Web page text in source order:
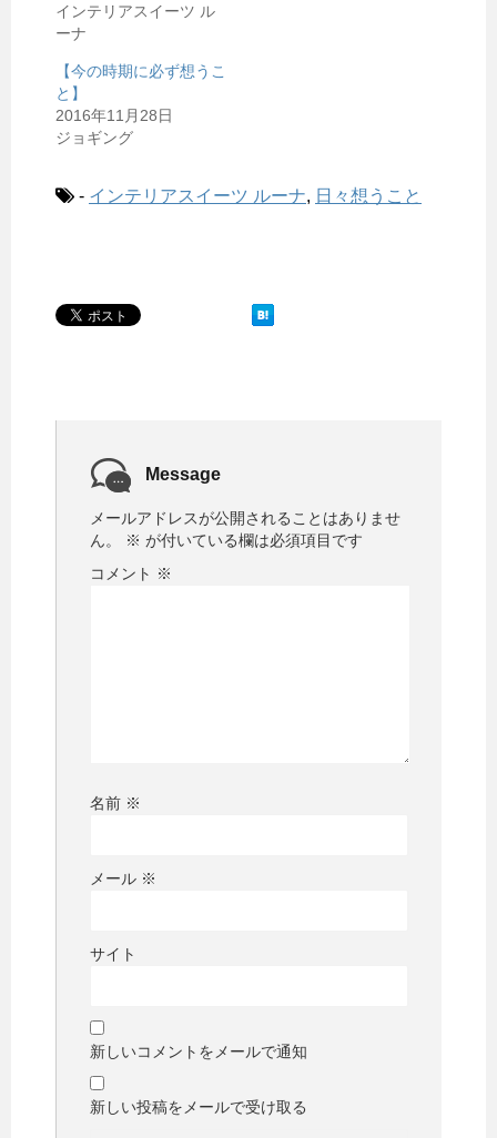
インテリアスイーツ ル
ーナ
【今の時期に必ず想うこ
と】
2016年11月28日
ジョギング
- インテリアスイーツ ルーナ, 日々想うこと
Message
メールアドレスが公開されることはありませ
ん。
※ が付いている欄は必須項目です
コメント ※
名前 ※
メール ※
サイト
新しいコメントをメールで通知
新しい投稿をメールで受け取る